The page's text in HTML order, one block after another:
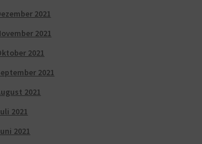
2021
2021
2021
2021
2021
2021
2021